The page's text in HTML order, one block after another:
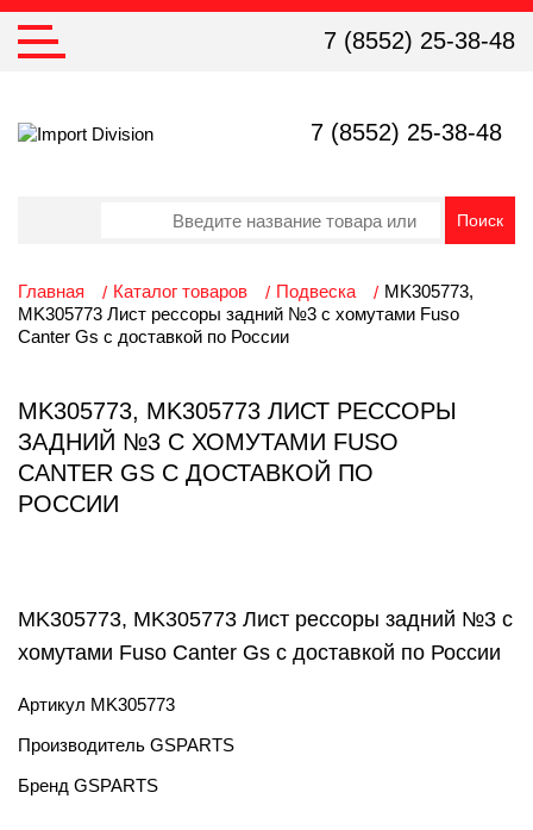
7 (8552) 25-38-48
7 (8552) 25-38-48
Главная Каталог товаров Подвеска
MK305773,
MK305773 Лист рессоры задний №3 с хомутами Fuso
Canter Gs с доставкой по России
MK305773, MK305773 ЛИСТ РЕССОРЫ
ЗАДНИЙ №3 С ХОМУТАМИ FUSO
CANTER GS С ДОСТАВКОЙ ПО
РОССИИ
MK305773, MK305773 Лист рессоры задний №3 с
хомутами Fuso Canter Gs с доставкой по России
Артикул MK305773
Производитель GSPARTS
Бренд GSPARTS